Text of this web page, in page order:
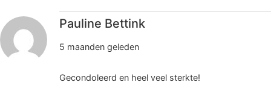
Pauline Bettink
5 maanden geleden
Gecondoleerd en heel veel sterkte!